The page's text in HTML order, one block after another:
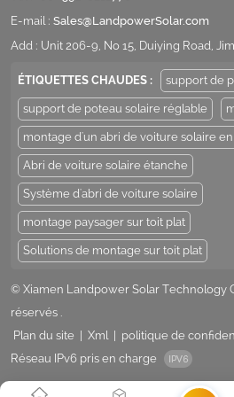
E-mail : Sales@LandpowerSolar.com
Add : Unit 206-9, No 15, Duiying Road,
ÉTIQUETTES CHAUDES : support de
support de poteau solaire réglable
montage d'un abri de voiture solaire
Abri de voiture solaire étanche
Système d'abri de voiture solaire
montage paysager sur toit plat
Solutions de montage sur toit plat
© Xiamen Landpower Solar Technology
réservés .
Plan du site
Xml politique de
Réseau IPv6 pris en charge